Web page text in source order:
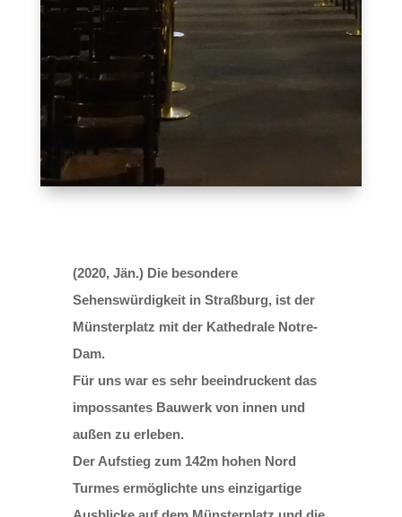
(2020, Jän.) Die besondere
Sehenswürdigkeit in Straßburg, ist der
Münsterplatz mit der Kathedrale Notre-
Dam.
Für uns war es sehr beeindruckent das
impossantes Bauwerk von innen und
außen zu erleben.
Der Aufstieg zum 142m hohen Nord
Turmes ermöglichte uns einzigartige